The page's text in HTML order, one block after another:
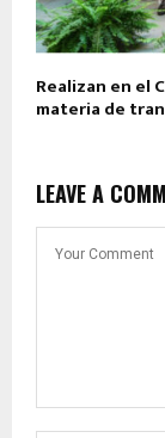
Realizan en el
materia de
LEAVE A